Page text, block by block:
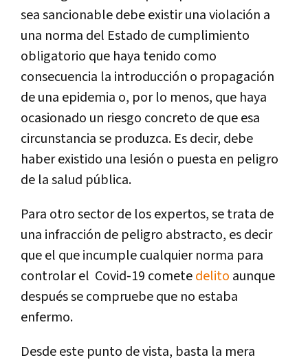
sea sancionable debe existir una violación a
una norma del Estado de cumplimiento
obligatorio que haya tenido como
consecuencia la introducción o propagación
de una epidemia o, por lo menos, que haya
ocasionado un riesgo concreto de que esa
circunstancia se produzca. Es decir, debe
haber existido una lesión o puesta en peligro
de la salud pública.
Para otro sector de los expertos, se trata de
una infracción de peligro abstracto, es decir
que el que incumple cualquier norma para
controlar el Covid-19 cometedelito aunque
después se compruebe que no estaba
enfermo.
Desde este punto de vista, basta la mera